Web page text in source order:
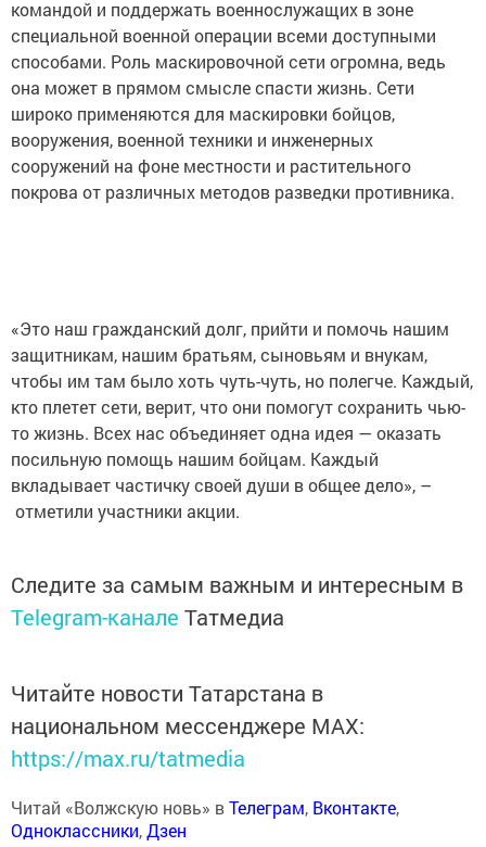
командой и поддержать военнослужащих в зоне
специальной военной операции всеми доступными
способами. Роль маскировочной сети огромна, ведь
она может в прямом смысле спасти жизнь. Сети
широко применяются для маскировки бойцов,
вооружения, военной техники и инженерных
сооружений на фоне местности и растительного
покрова от различных методов разведки противника.
«Это наш гражданский долг, прийти и помочь нашим
защитникам, нашим братьям, сыновьям и внукам,
чтобы им там было хоть чуть-чуть, но полегче. Каждый,
кто плетет сети, верит, что они помогут сохранить чью-
то жизнь. Всех нас объединяет одна идея — оказать
посильную помощь нашим бойцам. Каждый
вкладывает частичку своей души в общее дело», –
отметили участники акции.
Следите за самым важным и интересным в
Telegram-канале Татмедиа
Читайте новости Татарстана в
национальном мессенджере MАХ:
https://max.ru/tatmedia
Читай «Волжскую новь» вТелеграм, Вконтакте,
Одноклассники,Дзен